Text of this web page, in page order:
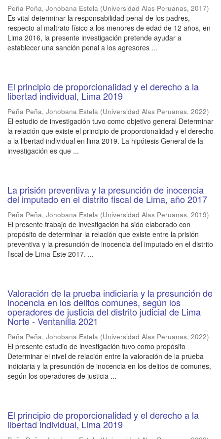
Peña Peña, Johobana Estela (Universidad Alas Peruanas, 2017)
Es vital determinar la responsabilidad penal de los padres,
respecto al maltrato físico a los menores de edad de 12 años, en
Lima 2016, la presente investigación pretende ayudar a
establecer una sanción penal a los agresores ...
El principio de proporcionalidad y el derecho a la
libertad individual, Lima 2019
Peña Peña, Johobana Estela (Universidad Alas Peruanas, 2022)
El estudio de investigación tuvo como objetivo general Determinar
la relación que existe el principio de proporcionalidad y el derecho
a la libertad individual en lima 2019. La hipótesis General de la
investigación es que ...
La prisión preventiva y la presunción de inocencia
del imputado en el distrito fiscal de Lima, año 2017
Peña Peña, Johobana Estela (Universidad Alas Peruanas, 2019)
El presente trabajo de investigación ha sido elaborado con
propósito de determinar la relación que existe entre la prisión
preventiva y la presunción de inocencia del imputado en el distrito
fiscal de Lima Este 2017. ...
Valoración de la prueba indiciaria y la presunción de
inocencia en los delitos comunes, según los
operadores de justicia del distrito judicial de Lima
Norte - Ventanilla 2021
Peña Peña, Johobana Estela (Universidad Alas Peruanas, 2022)
El presente estudio de investigación tuvo como propósito
Determinar el nivel de relación entre la valoración de la prueba
indiciaria y la presunción de inocencia en los delitos de comunes,
según los operadores de justicia ...
El principio de proporcionalidad y el derecho a la
libertad individual, Lima 2019